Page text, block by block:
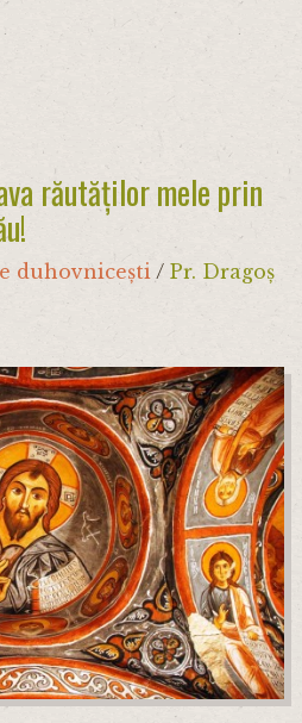
răutăților mele prin
duhovnicești / Pr. Dragoș